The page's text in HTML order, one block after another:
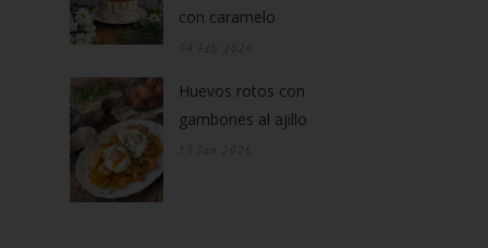
con caramelo
Huevos rotos con
gambones al ajillo